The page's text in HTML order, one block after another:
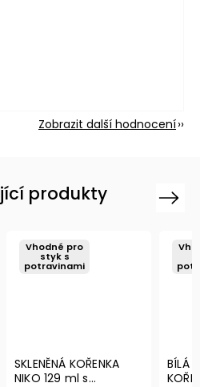
Zobrazit další hodnocení
produkty
Vhodné pro
styk s
potravinami
SKLENĚNÁ KOŘENKA
NIKO 129 ml s
BÍLÁ
Next